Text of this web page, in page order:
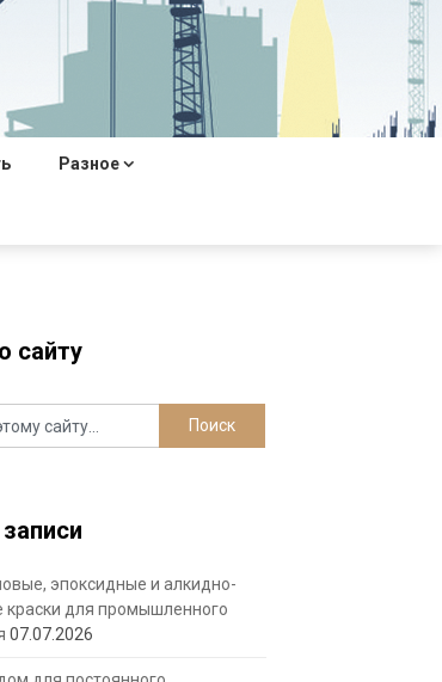
Разное
сайту
эпоксидные и алкидно-
краски для промышленного
07.07.2026